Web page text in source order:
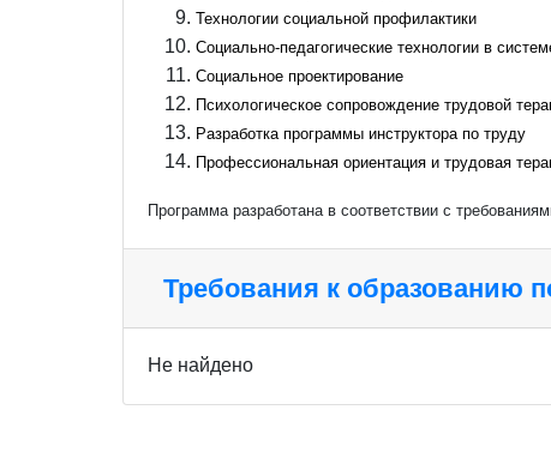
Технологии социальной профилактики
Социально-педагогические технологии в
Социальное проектирование
Психологическое сопровождение трудовой
Разработка программы инструктора по труду
Профессиональная ориентация и трудовая
Программа разработана в соответствии с
Требования к образованию
Не найдено